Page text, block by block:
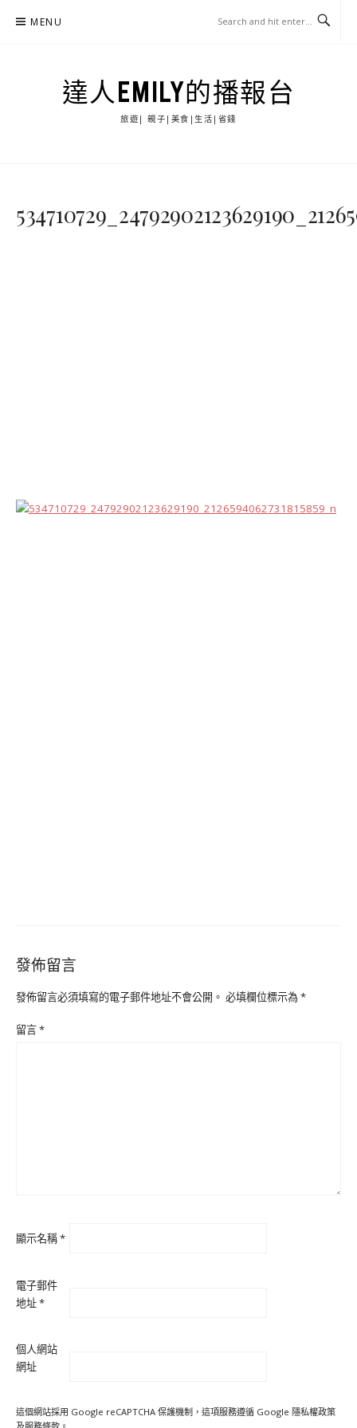
MENU
達人EMILY的播報台
旅遊| 親子|美食|生活|省錢
發佈留言
發佈留言必須填寫的電子郵件地址不會公開。 必填欄位標示為*
留言*
顯示名稱*
電子郵件
地址*
個人網站
網址
這個網站採用 Google reCAPTCHA 保護機制，這項服務遵循 Google 隱私權政策